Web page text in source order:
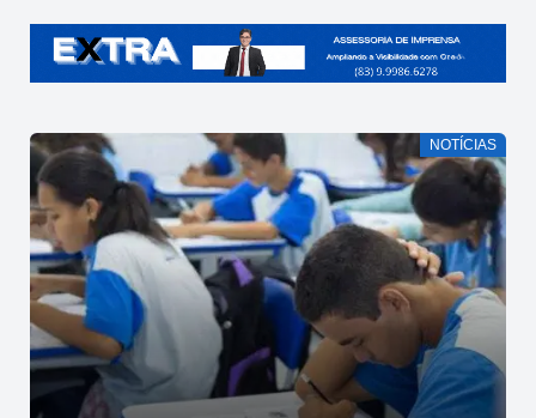
NOTÍCIAS